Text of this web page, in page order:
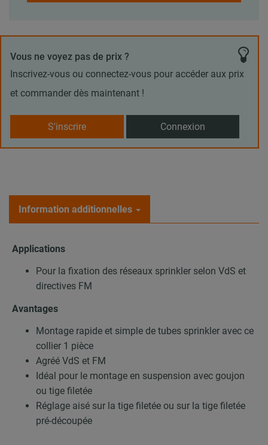
Vous ne voyez pas de prix ?
Inscrivez-vous ou connectez-vous pour accéder aux prix
et commander dès maintenant !
S'inscrire Connexion
Information additionnelles
Applications
Pour la fixation des réseaux sprinkler selon VdS et
directives FM
Avantages
Montage rapide et simple de tubes sprinkler avec ce
collier 1 pièce
Agréé VdS et FM
Idéal pour le montage en suspension avec goujon
ou tige filetée
Réglage aisé sur la tige filetée ou sur la tige filetée
pré-découpée